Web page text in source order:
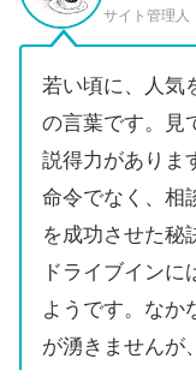
サイト管理人
若い頃に、人気
の言葉です。見
説得力がありま
命令でなく、相
を成功させた秘
ドライブイン
ようです。なか
が湧きませんが